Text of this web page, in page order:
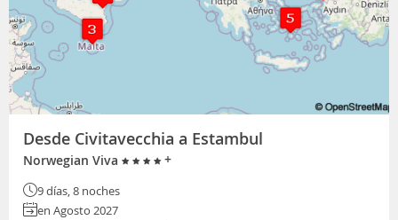
Desde Civitavecchia a Estambul
Norwegian Viva +
9 días, 8 noches
en Agosto 2027